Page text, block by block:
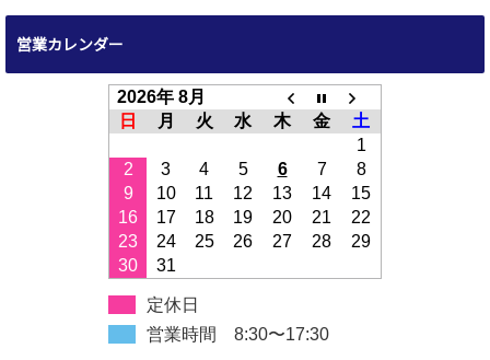
営業カレンダー
2026年 8月
日
月 火 水 木 金
土
1
2
3 4 5 6 7
8
9
10 11 12 13 14
15
16
17 18 19 20 21
22
23
24 25 26 27 28
29
30
31
定休日
営業時間 8:30〜17:30